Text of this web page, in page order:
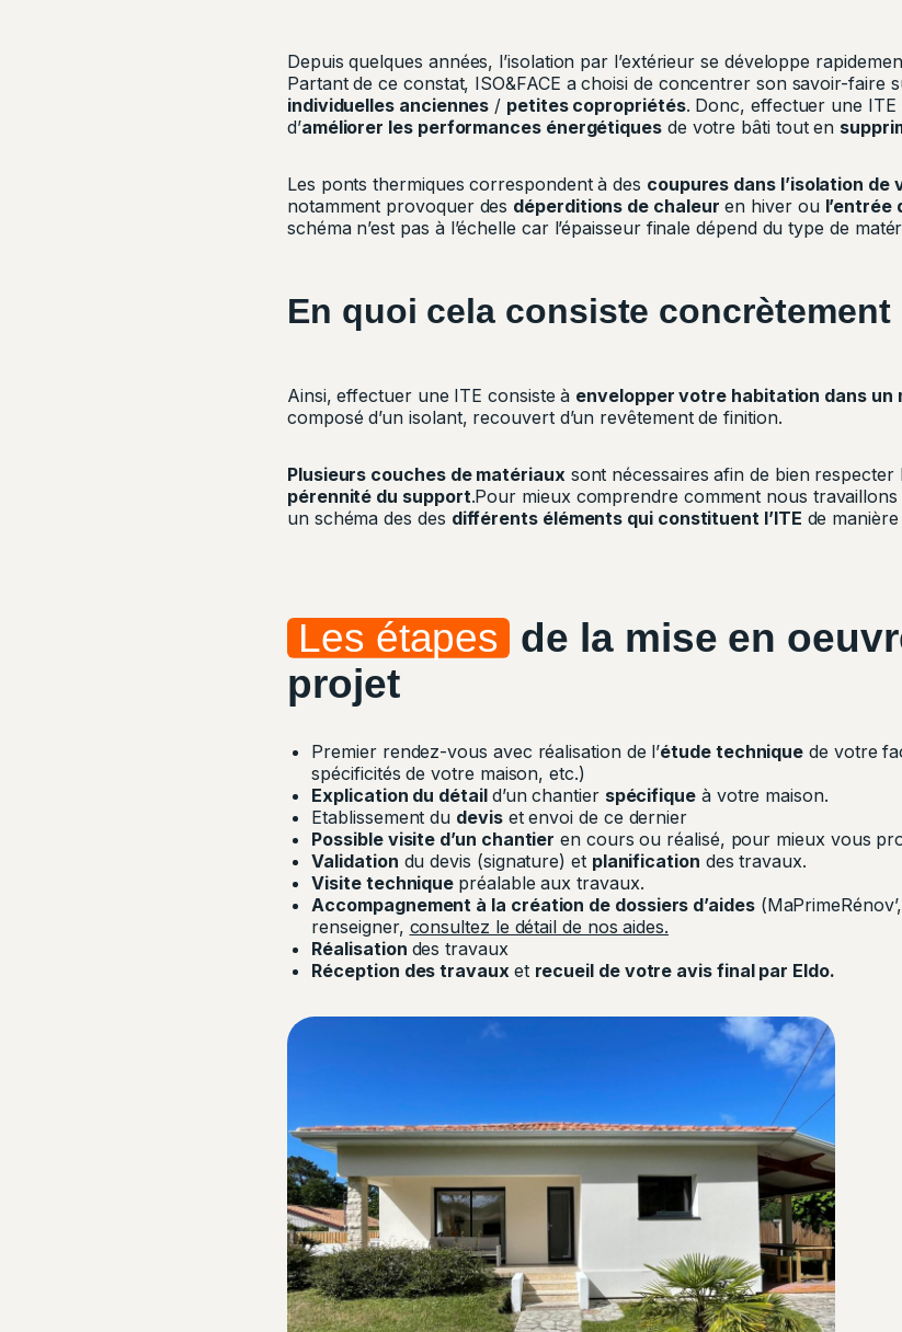
Depuis quelques années, l’isolation par l’extérieur se développe
Partant de ce constat, ISO&FACE a choisi de concentrer son savoir-faire
individuelles anciennes / petites copropriétés. Donc, effectuer une ITE
d’améliorer les performances énergétiquesde votre bâti tout en
Les ponts thermiques correspondent à des coupures dans l’isolation
notamment provoquer des déperditions de chaleur en hiver ou l’entrée
schéma n’est pas à l’échelle car l’épaisseur finale dépend du type de
En quoi cela consiste
Ainsi, effectuer une ITE consiste à envelopper votre habitation dans un
composé d’un isolant, recouvert d’un revêtement de finition.
Plusieurs couches de matériauxsont nécessaires afin de bien respecter
pérennité du support.Pour mieux comprendre comment nous
un schéma des des différents éléments qui constituent l’ITE de
Les étapes de la mise en
projet
Premier rendez-vous avec réalisation de l’étude technique de votre
spécificités de votre maison, etc.)
Explication du détail d’un chantier spécifiqueà votre maison.
Etablissement du deviset envoi de ce dernier
Possible visite d’un chantier en cours ou réalisé, pour mieux vous
Validation du devis (signature) et planification des travaux.
Visite technique préalable aux travaux.
Accompagnement à la création de dossiers d’aides
renseigner, consultez le détail de nos aides.
Réalisation des travaux
Réception des travaux et recueil de votre avis final par Eldo.